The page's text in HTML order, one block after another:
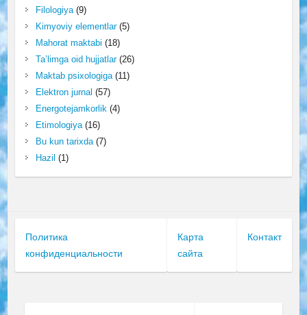
Filologiya(9)
Kimyoviy elementlar(5)
Mahorat maktabi (18)
Ta’limga oid hujjatlar(26)
Maktab psixologiga(11)
Elektron jurnal (57)
Energotejamkorlik(4)
Etimologiya(16)
Bu kun tarixda(7)
Hazil (1)
Политика
конфиденциальности
Карта
сайта
Контакт